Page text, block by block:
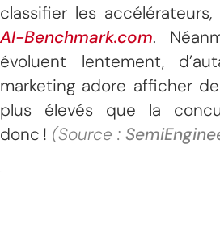
classifier les
AI-Benchmark.com.
évoluent lentement,
marketing adore afficher
plus élevés que la
donc ! (Source :